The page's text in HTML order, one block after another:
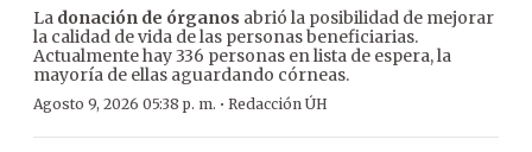
La donación de órganos abrió la posibilidad de mejorar
la calidad de vida de las personas beneficiarias.
Actualmente hay 336 personas en lista de espera, la
mayoría de ellas aguardando córneas.
Agosto 9, 2026 05:38 p. m. · Redacción ÚH